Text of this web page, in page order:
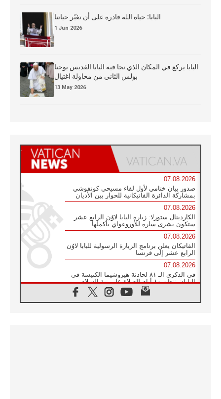
البابا: حياة الله قادرة على أن تغيّر حياتنا
1 Jun 2026
البابا يركع في المكان الذي نجا فيه البابا القديس يوحنا
بولس الثاني من محاولة اغتيال
13 May 2026
07.08.2026
صدور بيان ختامي لأول لقاء مسيحي كونفوشي
بمشاركة الدائرة الفاتيكانية للحوار بين الأديان
07.08.2026
الكاردينال ستورلا: زيارة البابا لاوُن الرابع عشر
ستكون بشرى سارة للأوروغواي بأكملها
07.08.2026
الفاتيكان يعلن برنامج الزيارة الرسولية للبابا لاوُن
الرابع عشر إلى فرنسا
07.08.2026
في الذكرى الـ ٨١ لحادثة هيروشيما الكنيسة في
اليابان تنظم ١٠ أيام للصلاة على نية السلام
الكنيسة في الأوروغواي: زيارة البابا ستعزز